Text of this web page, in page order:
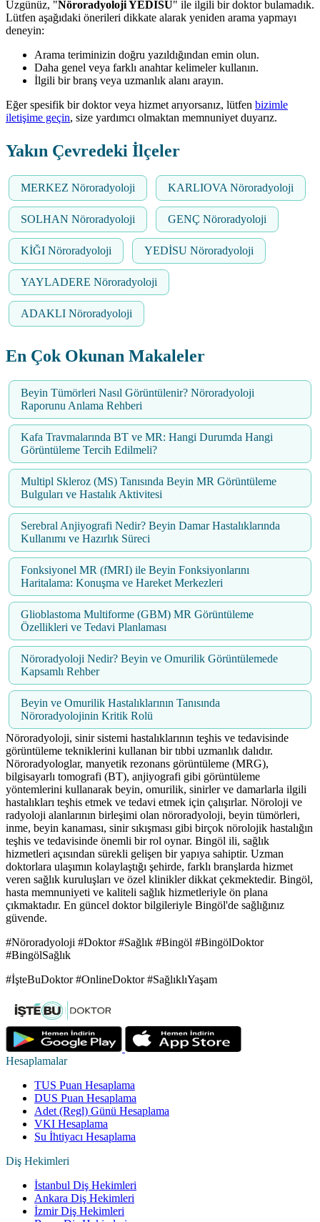
Üzgünüz, "Nöroradyoloji YEDİSU" ile ilgili bir doktor bulamadık.
Lütfen aşağıdaki önerileri dikkate alarak yeniden arama yapmayı
deneyin:
Arama teriminizin doğru yazıldığından emin olun.
Daha genel veya farklı anahtar kelimeler kullanın.
İlgili bir branş veya uzmanlık alanı arayın.
Eğer spesifik bir doktor veya hizmet arıyorsanız, lütfen bizimle
iletişime geçin, size yardımcı olmaktan memnuniyet duyarız.
Yakın Çevredeki İlçeler
MERKEZ Nöroradyoloji KARLIOVA Nöroradyoloji
SOLHAN Nöroradyoloji GENÇ Nöroradyoloji
KİĞI Nöroradyoloji YEDİSU Nöroradyoloji
YAYLADERE Nöroradyoloji
ADAKLI Nöroradyoloji
En Çok Okunan Makaleler
Beyin Tümörleri Nasıl Görüntülenir? Nöroradyoloji
Raporunu Anlama Rehberi
Kafa Travmalarında BT ve MR: Hangi Durumda Hangi
Görüntüleme Tercih Edilmeli?
Multipl Skleroz (MS) Tanısında Beyin MR Görüntüleme
Bulguları ve Hastalık Aktivitesi
Serebral Anjiyografi Nedir? Beyin Damar Hastalıklarında
Kullanımı ve Hazırlık Süreci
Fonksiyonel MR (fMRI) ile Beyin Fonksiyonlarını
Haritalama: Konuşma ve Hareket Merkezleri
Glioblastoma Multiforme (GBM) MR Görüntüleme
Özellikleri ve Tedavi Planlaması
Nöroradyoloji Nedir? Beyin ve Omurilik Görüntülemede
Kapsamlı Rehber
Beyin ve Omurilik Hastalıklarının Tanısında
Nöroradyolojinin Kritik Rolü
Nöroradyoloji, sinir sistemi hastalıklarının teşhis ve tedavisinde
görüntüleme tekniklerini kullanan bir tıbbi uzmanlık dalıdır.
Nöroradyologlar, manyetik rezonans görüntüleme (MRG),
bilgisayarlı tomografi (BT), anjiyografi gibi görüntüleme
yöntemlerini kullanarak beyin, omurilik, sinirler ve damarlarla ilgili
hastalıkları teşhis etmek ve tedavi etmek için çalışırlar. Nöroloji ve
radyoloji alanlarının birleşimi olan nöroradyoloji, beyin tümörleri,
inme, beyin kanaması, sinir sıkışması gibi birçok nörolojik hastalığın
teşhis ve tedavisinde önemli bir rol oynar. Bingöl ili, sağlık
hizmetleri açısından sürekli gelişen bir yapıya sahiptir. Uzman
doktorlara ulaşımın kolaylaştığı şehirde, farklı branşlarda hizmet
veren sağlık kuruluşları ve özel klinikler dikkat çekmektedir. Bingöl,
hasta memnuniyeti ve kaliteli sağlık hizmetleriyle ön plana
çıkmaktadır. En güncel doktor bilgileriyle Bingöl'de sağlığınız
güvende.
#Nöroradyoloji #Doktor #Sağlık #Bingöl #BingölDoktor
#BingölSağlık
#İşteBuDoktor #OnlineDoktor #SağlıklıYaşam
Hesaplamalar
TUS Puan Hesaplama
DUS Puan Hesaplama
Adet (Regl) Günü Hesaplama
VKI Hesaplama
Su İhtiyacı Hesaplama
Diş Hekimleri
İstanbul Diş Hekimleri
Ankara Diş Hekimleri
İzmir Diş Hekimleri